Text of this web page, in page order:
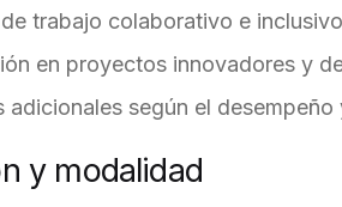
trabajo colaborativo e
en proyectos innovadores y
adicionales según el desempeño
y modalidad